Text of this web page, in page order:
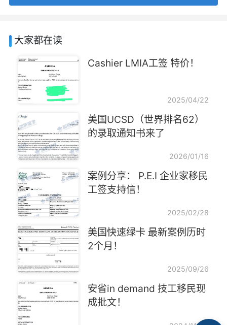
大家都在读
Cashier LMIA工签 特价！
2025/04/22
美国UCSD（世界排名62）
的录取通知书来了
2026/01/16
案例分享： P.E.I 企业家移民
工签支持信！
2025/02/28
美国快速绿卡 最新案例历时
2个月！
2025/09/26
安省in demand 技工移民现
成批文！